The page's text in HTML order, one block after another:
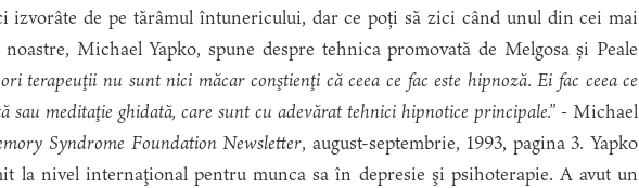
izvorâte de pe tărâmul întunericului, dar ce poți să zici când unul din cei mai
Michael Yapko, spune despre tehnica promovată de Melgosa și Peale
terapeuţii nu sunt nici măcar conştienţi că ceea ce fac este hipnoză. Ei fac ceea ce
sau meditaţie ghidată, care sunt cu adevărat tehnici hipnotice principale.” - Michael
Syndrome Foundation Newsletter, august-septembrie, 1993, pagina 3. Yapko
la nivel internaţional pentru munca sa în depresie şi psihoterapie. A avut un